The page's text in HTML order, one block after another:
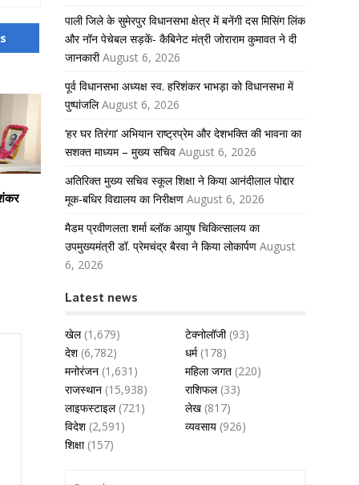
पाली जिले के सुमेरपुर विधानसभा क्षेत्र में बनेंगी दस मिसिंग लिंक
और नॉन पेचेबल सड़कें- कैबिनेट मंत्री जोराराम कुमावत ने दी
जानकारी August 6, 2026
पूर्व विधानसभा अध्यक्ष स्व. हरिशंकर भाभड़ा को विधानसभा में
पुष्पांजलि August 6, 2026
‘हर घर तिरंगा’ अभियान राष्ट्रप्रेम और देशभक्ति की भावना का
सशक्त माध्यम – मुख्य सचिव August 6, 2026
अतिरिक्त मुख्य सचिव स्कूल शिक्षा ने किया आनंदीलाल पोद्दार
मूक-बधिर विद्यालय का निरीक्षण August 6, 2026
मैडम प्रवीणलता शर्मा ब्लॉक आयुष चिकित्सालय का
उपमुख्यमंत्री डॉ. प्रेमचंद्र बैरवा ने किया लोकार्पण August
6, 2026
Latest news
खेल(1,679) टेक्नोलॉजी(93)
देश(6,782) धर्म(178)
मनोरंजन (1,631) महिला जगत (220)
राजस्थान (15,938) राशिफल(33)
लाइफस्टाइल(721) लेख (817)
विदेश(2,591) व्यवसाय (926)
शिक्षा(157)